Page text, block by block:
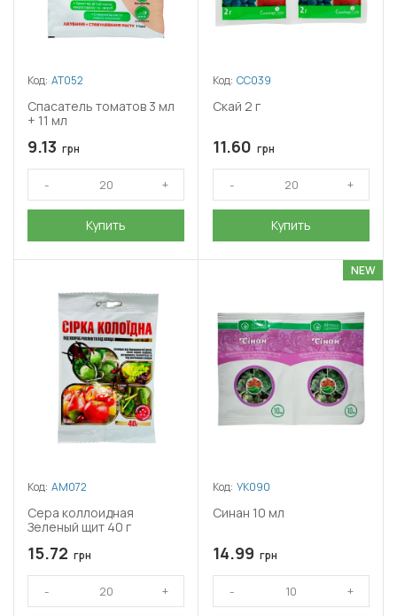
Код: АТ052
Спасатель томатов 3 мл
+ 11 мл
9.13 грн
Купить
Код: СС039
Скай 2 г
11.60 грн
Купить
Код: АМ072
Сера коллоидная
Зеленый щит 40 г
15.72 грн
NEW
Код: УК090
Синан 10 мл
14.99 грн